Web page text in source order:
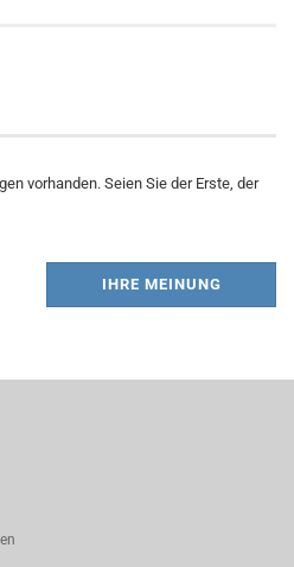
vorhanden. Seien Sie der Erste, der
IHRE MEINUNG